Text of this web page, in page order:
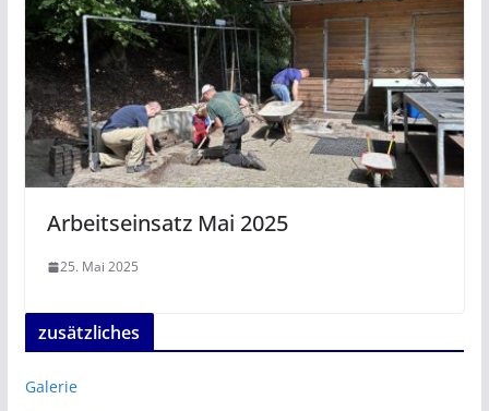
Arbeitseinsatz Mai 2025
25. Mai 2025
zusätzliches
Galerie